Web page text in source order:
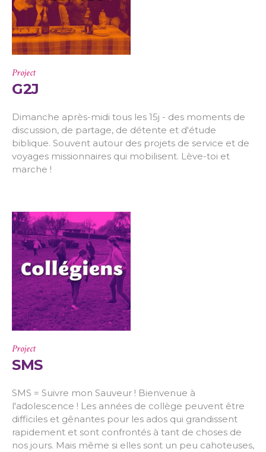
Project
G2J
Dimanche après-midi tous les 15j - des moments de
discussion, de partage, de détente et d'étude
biblique. Souvent autour des projets de service et de
voyages missionnaires qui mobilisent. Lève-toi et
marche !
Project
SMS
SMS = Suivre mon Sauveur ! Bienvenue à
l'adolescence ! Les années de collège peuvent être
difficiles et gênantes pour les ados qui grandissent
rapidement et sont confrontés à tant de choses de
nos jours. Mais même si elles sont un peu cahoteuses,